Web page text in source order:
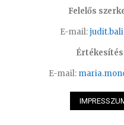
Felelős
E-mail:
E-mail: